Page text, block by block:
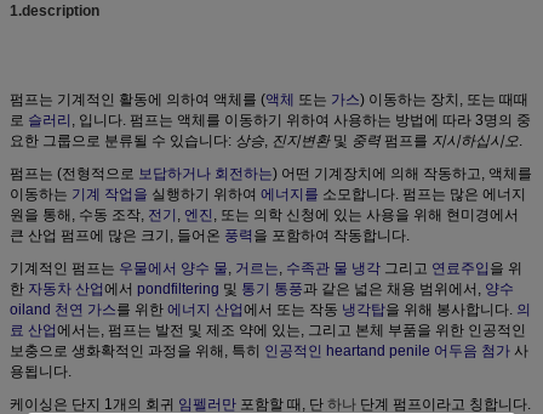
1.description
펌프는 기계적인 활동에 의하여 액체를 (액체 또는 가스) 이동하는 장치, 또는 때때
로 슬러리 , 입니다. 펌프는 액체를 이동하기 위하여 사용하는 방법에 따라 3명의 중
요한 그룹으로 분류될 수 있습니다: 상승, 진지변환및 중력펌프를 지시하십시오.
펌프는 (전형적으로 보답하거나 회전하는) 어떤 기계장치에 의해 작동하고, 액체를
이동하는 기계 작업을 실행하기 위하여 에너지를 소모합니다. 펌프는 많은 에너지
원을 통해, 수동 조작, 전기 , 엔진 , 또는 의학 신청에 있는 사용을 위해 현미경에서
큰 산업 펌프에 많은 크기, 들어온 풍력 을 포함하여 작동합니다.
기계적인 펌프는 우물에서 양수 물, 거르는, 수족관 물 냉각 그리고 연료주입 을 위
한 자동차 산업에서 pondfiltering 및 통기 통풍과 같은 넓은 채용 범위에서, 양수
oiland 천연 가스를 위한 에너지 산업에서 또는 작동 냉각탑을 위해 봉사합니다. 의
료 산업에서는, 펌프는 발전 및 제조 약에 있는, 그리고 본체 부품을 위한 인공적인
보충으로 생화확적인 과정을 위해, 특히 인공적인 heartand penile 어두음 첨가 사
용됩니다.
케이싱은 단지 1개의 회귀 임펠러만 포함할 때, 단 하나 단계 펌프이라고 칭합니다.